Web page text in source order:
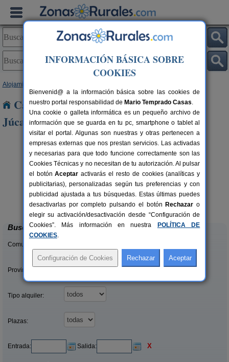
Alojamientos
Casas Rurales cerca de Villalgordo del
Júcar
16 pers.
desde33 €
Casa Rural Los Pinillos
Motilleja (Albacete)
Buscar
Comunidades:
Provincias/Islas:
Tipo alquiler:
Plazas:
Entrada: Salida: X
INFORMACIÓN BÁSICA SOBRE
COOKIES
Bienvenid@ a la información básica sobre las cookies de
nuestro portal responsabilidad de Mario Temprado Casas.
Una cookie o galleta informática es un pequeño archivo de
información que se guarda en tu pc, smartphone o tablet al
visitar el portal. Algunas son nuestras y otras pertenecen a
empresas externas que nos prestan servicios. Las activadas
y necesarias para que todo funcione correctamente son las
Cookies Técnicas y no necesitan de tu autorización. Al pulsar
el botónAceptar activarás el resto de cookies (analíticas y
publicitarias), personalizadas según tus preferencias y con
publicidad ajustada a tus búsquedas. Estas últimas puedes
desactivarlas por completo pulsando el botón Rechazar o
elegir su activación/desactivación desde “Configuración de
Cookies”. Más información en nuestra
POLÍTICA DE
COOKIES.